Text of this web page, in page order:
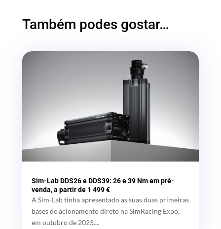
Também podes gostar…
Sim-Lab DDS26 e DDS39: 26 e 39 Nm em pré-
venda, a partir de 1 499 €
A Sim-Lab tinha apresentado as suas duas primeiras
bases de acionamento direto na SimRacing Expo,
em outubro de 2025....